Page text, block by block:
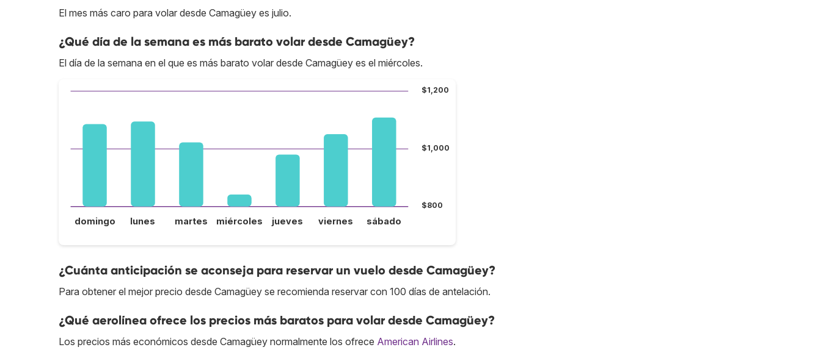
El mes más caro para volar desde Camagüey es julio.
¿Qué día de la semana es más barato volar desde Camagüey?
El día de la semana en el que es más barato volar desde Camagüey es el miércoles.
$800
$1,000
$1,200
domingo lunes martes miércoles jueves viernes sábado
¿Cuánta anticipación se aconseja para reservar un vuelo desde Camagüey?
Para obtener el mejor precio desde Camagüey se recomienda reservar con 100 días de antelación.
¿Qué aerolínea ofrece los precios más baratos para volar desde Camagüey?
Los precios más económicos desde Camagüey normalmente los ofrece American Airlines.